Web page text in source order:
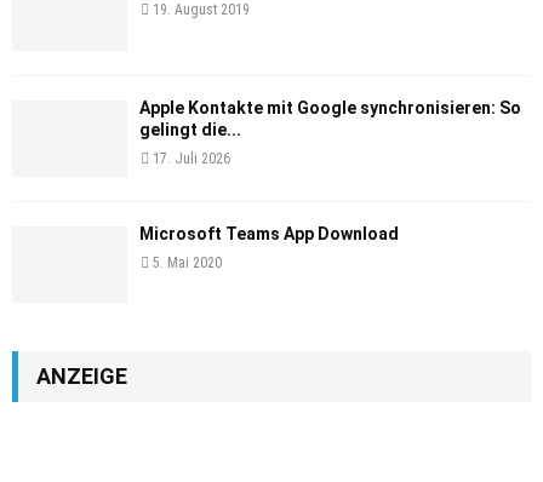
19. August 2019
Apple Kontakte mit Google synchronisieren: So
gelingt die...
17. Juli 2026
Microsoft Teams App Download
5. Mai 2020
ANZEIGE